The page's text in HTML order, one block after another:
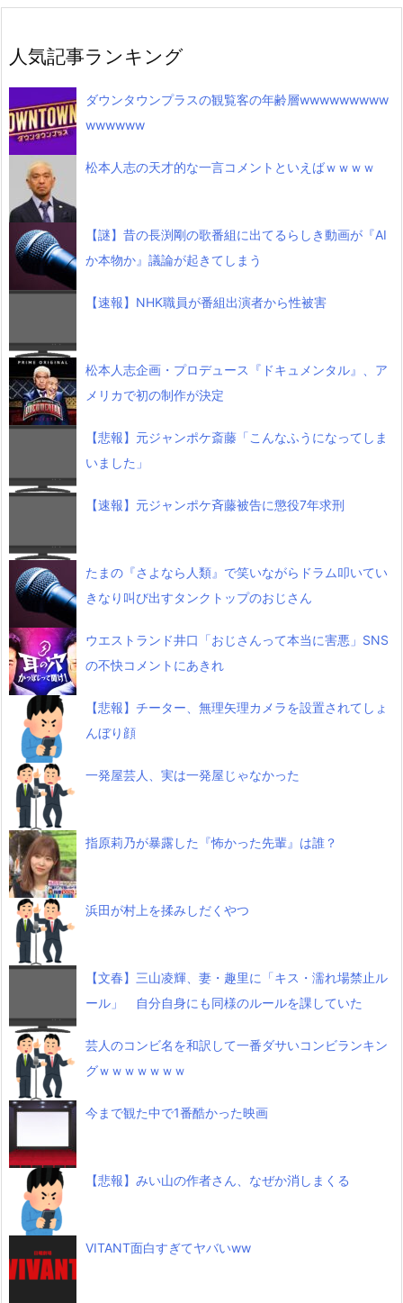
人気記事ランキング
ダウンタウンプラスの観覧客の年齢層wwwwwwwww
wwwwww
松本人志の天才的な一言コメントといえばｗｗｗｗ
【謎】昔の長渕剛の歌番組に出てるらしき動画が『AI
か本物か』議論が起きてしまう
【速報】NHK職員が番組出演者から性被害
松本人志企画・プロデュース『ドキュメンタル』、ア
メリカで初の制作が決定
【悲報】元ジャンポケ斎藤「こんなふうになってしま
いました」
【速報】元ジャンポケ斉藤被告に懲役7年求刑
たまの『さよなら人類』で笑いながらドラム叩いてい
きなり叫び出すタンクトップのおじさん
ウエストランド井口「おじさんって本当に害悪」SNS
の不快コメントにあきれ
【悲報】チーター、無理矢理カメラを設置されてしょ
んぼり顔
一発屋芸人、実は一発屋じゃなかった
指原莉乃が暴露した『怖かった先輩』は誰？
浜田が村上を揉みしだくやつ
【文春】三山凌輝、妻・趣里に「キス・濡れ場禁止ル
ール」 自分自身にも同様のルールを課していた
芸人のコンビ名を和訳して一番ダサいコンビランキン
グｗｗｗｗｗｗｗ
今まで観た中で1番酷かった映画
【悲報】みい山の作者さん、なぜか消しまくる
VITANT面白すぎてヤバいww